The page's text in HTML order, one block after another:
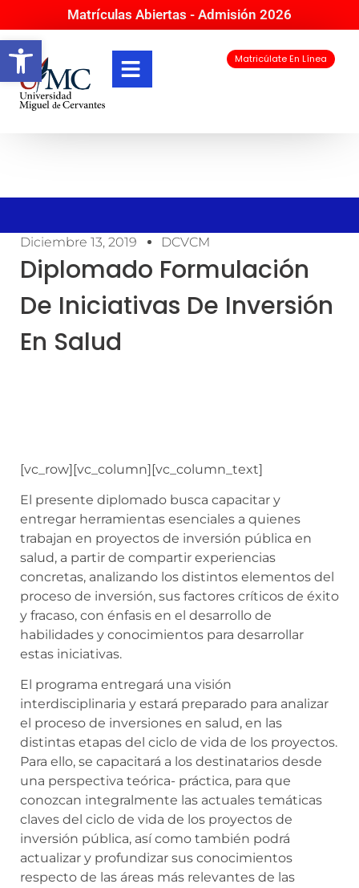
Abrir barra de herramientas
Matrículas Abiertas - Admisión 2026
Matricúlate En Línea
Diciembre 13, 2019 DCVCM
Diplomado Formulación
De Iniciativas De Inversión
En Salud
[vc_row][vc_column][vc_column_text]
El presente diplomado busca capacitar y
entregar herramientas esenciales a quienes
trabajan en proyectos de inversión pública en
salud, a partir de compartir experiencias
concretas, analizando los distintos elementos del
proceso de inversión, sus factores críticos de éxito
y fracaso, con énfasis en el desarrollo de
habilidades y conocimientos para desarrollar
estas iniciativas.
El programa entregará una visión
interdisciplinaria y estará preparado para analizar
el proceso de inversiones en salud, en las
distintas etapas del ciclo de vida de los proyectos.
Para ello, se capacitará a los destinatarios desde
una perspectiva teórica- práctica, para que
conozcan integralmente las actuales temáticas
claves del ciclo de vida de los proyectos de
inversión pública, así como también podrá
actualizar y profundizar sus conocimientos
respecto de las áreas más relevantes de las